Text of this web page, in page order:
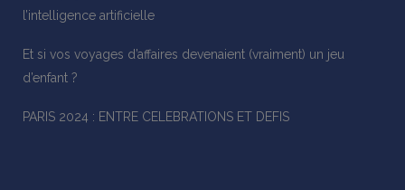
l’intelligence artificielle
Et si vos voyages d’affaires devenaient (vraiment) un jeu
d’enfant ?
PARIS 2024 : ENTRE CELEBRATIONS ET DEFIS